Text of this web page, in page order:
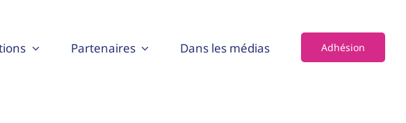
Partenaires Dans les médias Adhésion